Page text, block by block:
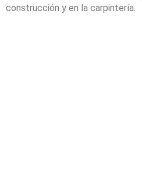
construcción y en la carpintería.